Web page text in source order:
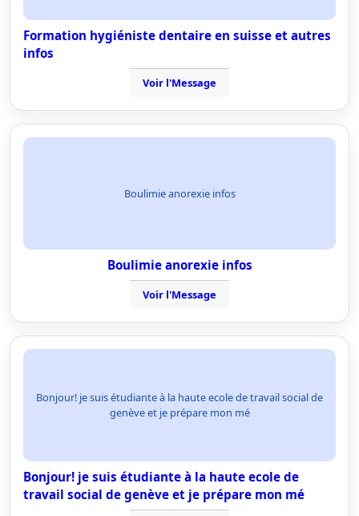
Formation hygiéniste dentaire en suisse et autres
infos
Voir l'Message
Boulimie anorexie infos
Boulimie anorexie infos
Voir l'Message
Bonjour! je suis étudiante à la haute ecole de travail social de
genève et je prépare mon mé
Bonjour! je suis étudiante à la haute ecole de
travail social de genève et je prépare mon mé